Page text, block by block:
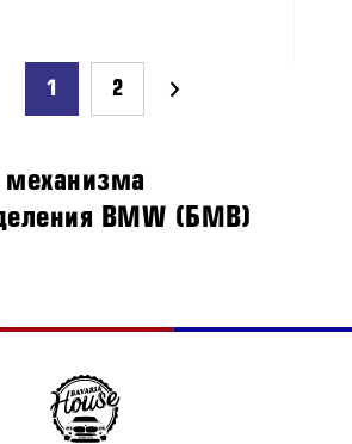
1 2
механизма
BMW (БМВ)